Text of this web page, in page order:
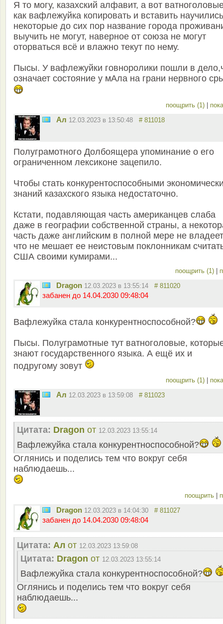
Я то могу, казахский алфавит, а вот
как вафлежуйка копировать и вставить
некоторые до сих пор название города
выучить не могут, наверное от союза не могут
оторваться всё и влажно текут по нему.
Пысы. У вафлежуйки говноролики пошли в
означает состояние у мАла на грани нервного
поощрить (1) |
Ал 12.03.2023 в 13:50:48 # 811018
Полуграмотного Долбоящера упоминание о его
ограниченном лексиконе зацепило.
Чтобы стать конкурентоспособными
знаний казахского языка недостаточно.
Кстати, подавляющая часть американцев слаба
даже в географии собственной страны, а
часть даже английским в полной мере не
что не мешает ее неистовым поклонникам
США своими кумирами...
поощрить (1) |
Dragon 12.03.2023 в 13:55:14 # 811020
забанен до 14.04.2030 09:48:04
Вафлежуйка стала конкурентноспособной?
Пысы. Полуграмотные тут ватноголовые,
знают государственного языка. А ещё их и
подругому зовут
поощрить (1) |
Ал 12.03.2023 в 13:59:08 # 811023
Цитата: Dragon от 12.03.2023 13:55:14
Вафлежуйка стала конкурентноспособной?
Оглянись и поделись тем что вокруг себя
наблюдаешь...
поощрить |
Dragon 12.03.2023 в 14:04:30 # 811027
забанен до 14.04.2030 09:48:04
Цитата: Ал от 12.03.2023 13:59:08
Цитата: Dragon от 12.03.2023 13:55:14
Вафлежуйка стала конкурентноспособной?
Оглянись и поделись тем что вокруг себя
наблюдаешь...